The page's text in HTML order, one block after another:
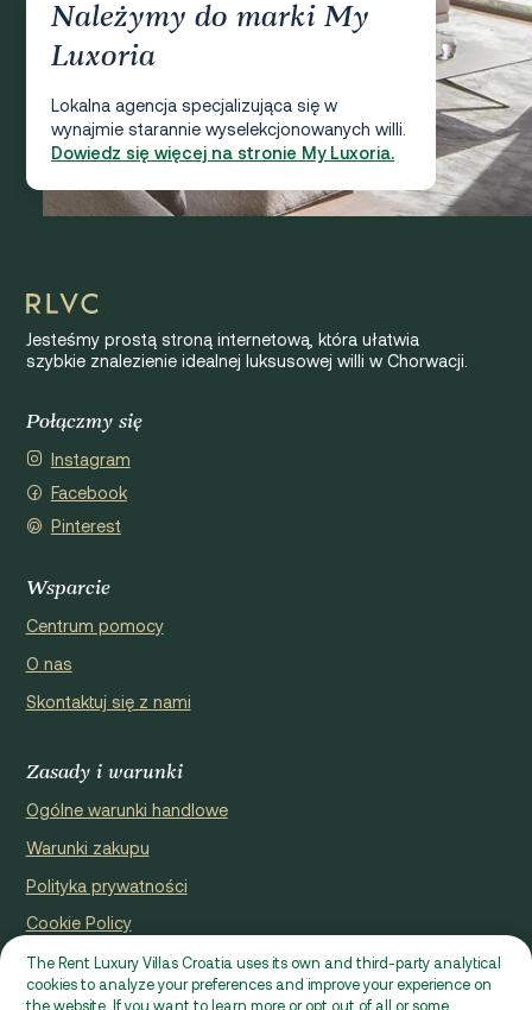
Należymy do marki My
Luxoria
Lokalna agencja specjalizująca się w
wynajmie starannie wyselekcjonowanych willi.
Dowiedz się więcej na stronie My Luxoria.
Jesteśmy prostą stroną internetową, która ułatwia
szybkie znalezienie idealnej luksusowej willi w Chorwacji.
Połączmy się
Instagram
Facebook
Pinterest
Wsparcie
Centrum pomocy
O nas
Skontaktuj się z nami
Zasady i warunki
Ogólne warunki handlowe
Warunki zakupu
Polityka prywatności
Cookie Policy
Zarejestrowana przez niego strona internetowa Domus
properties d.o.o., Ćaleta-Cari 53a, HR - 22000, Croatia | VAT ID:
The Rent Luxury Villas Croatia uses its own and third-party analytical
cookies to analyze your preferences and improve your experience on
the website. If you want to learn more or opt out of all or some